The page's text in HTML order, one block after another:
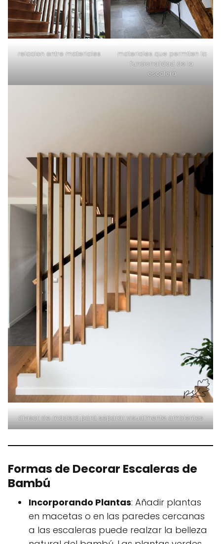
relacion entre materiales
materiales que permiten la
funcionalidad de la
escalera
divisor de madera para separar visualmente ambientes
Formas de Decorar Escaleras de
Bambú
Incorporando Plantas: Añadir plantas
en macetas o en las paredes cercanas
a las escaleras puede realzar la belleza